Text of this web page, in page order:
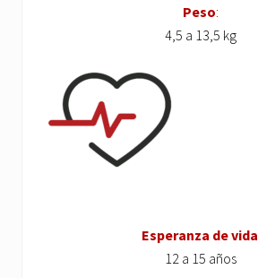
Peso:
4,5 a 13,5 kg
Esperanza de vida
12 a 15 años